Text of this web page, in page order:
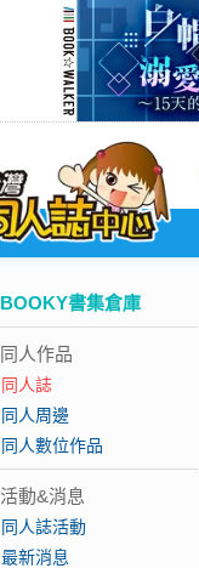
BOOKY書集倉庫
同人作品
同人誌
同人周邊
同人數位作品
活動&消息
同人誌活動
最新消息